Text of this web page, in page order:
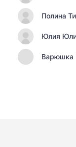
Полина
Юлия
Варюшка